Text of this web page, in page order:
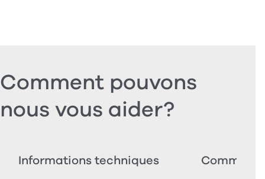
Comment pouvons
nous vous aider?
Informations techniques